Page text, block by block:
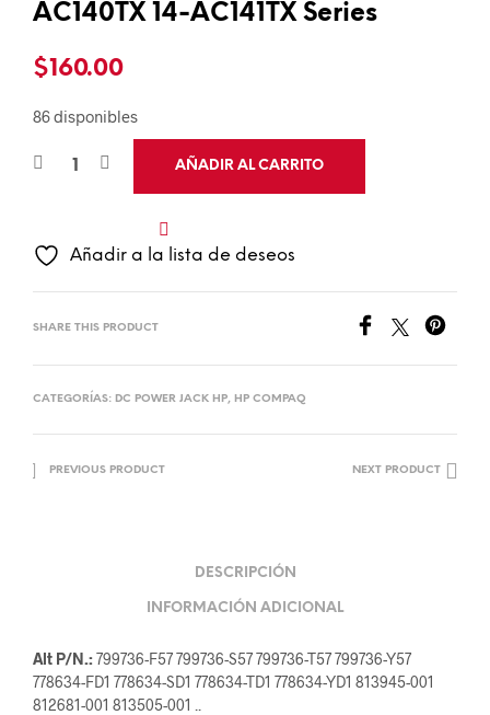
AC140TX 14-AC141TX Series
$160.00
86 disponibles
AÑADIR AL CARRITO
Añadir a la lista de deseos
SHARE THIS PRODUCT
CATEGORÍAS: DC POWER JACK HP, HP COMPAQ
PREVIOUS PRODUCT NEXT PRODUCT
DESCRIPCIÓN
INFORMACIÓN ADICIONAL
Alt P/N.:799736-F57 799736-S57 799736-T57 799736-Y57
778634-FD1 778634-SD1 778634-TD1 778634-YD1 813945-001
812681-001 813505-001 ..